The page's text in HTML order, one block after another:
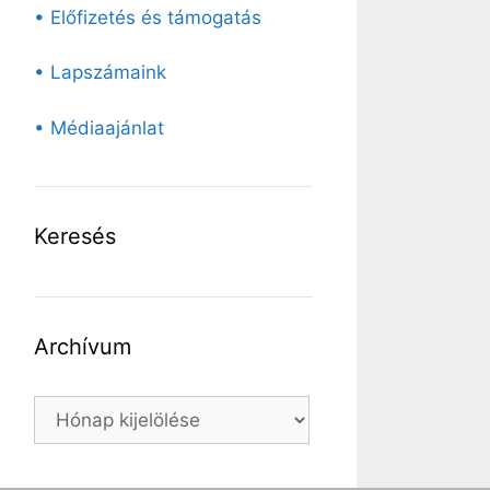
• Előfizetés és támogatás
• Lapszámaink
• Médiaajánlat
Keresés
Archívum
Archívum